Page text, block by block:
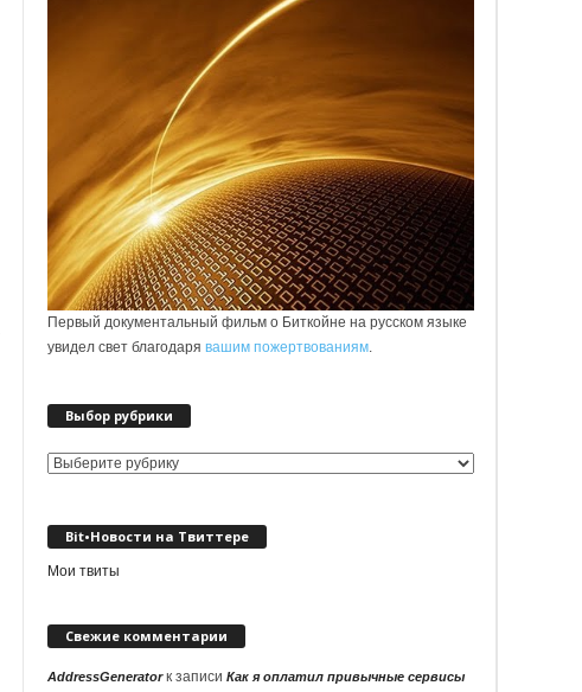
Первый документальный фильм о Биткойне на русском языке
увидел свет благодарявашим пожертвованиям.
Выбор рубрики
Выбор
Bit•Новости на Твиттере
Мои твиты
Свежие комментарии
AddressGeneratorк записиКак я оплатил привычные сервисы